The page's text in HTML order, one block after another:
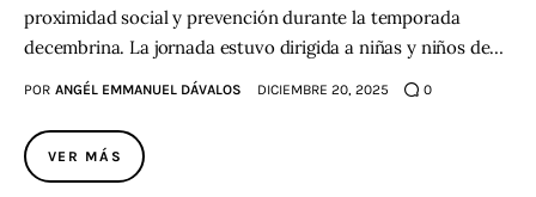
proximidad social y prevención durante la temporada
decembrina. La jornada estuvo dirigida a niñas y niños de…
POR ANGÉL EMMANUEL DÁVALOS DICIEMBRE 20, 2025 0
VER MÁS